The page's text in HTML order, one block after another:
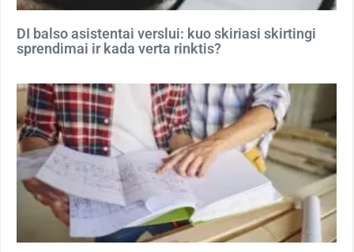
DI balso asistentai verslui: kuo skiriasi skirtingi
sprendimai ir kada verta rinktis?